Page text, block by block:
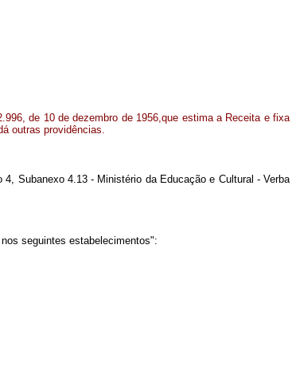
de 10 de dezembro de 1956,que estima a Receita e fixa
outras providências.
Subanexo 4.13 - Ministério da Educação e Cultural - Verba
seguintes estabelecimentos":